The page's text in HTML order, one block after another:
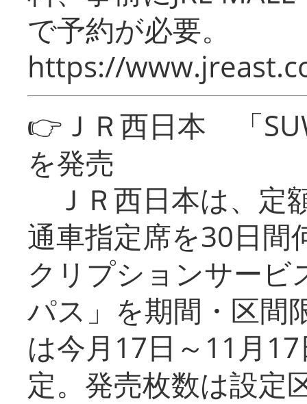
で予約が必要。
https://
👉ＪＲ西日本 「
を発売
ＪＲ西日本は、定
通車指定席を30日間
クリプションサービ
パス」を期間・区間
は今月17日～11月
定。発売枚数は設定